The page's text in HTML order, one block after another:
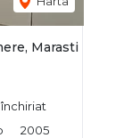
Marasti
2005